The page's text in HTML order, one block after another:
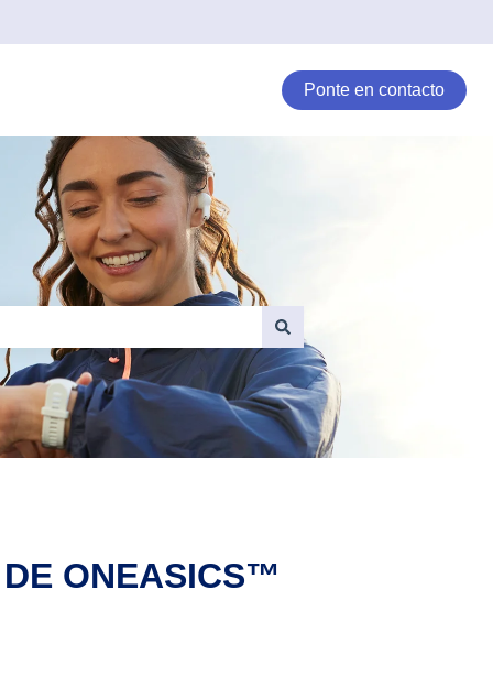
Ponte en contacto
ONEASICS™